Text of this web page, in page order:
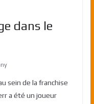
dans le
sein de la franchise
a été un joueur